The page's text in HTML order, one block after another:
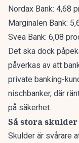
Nordax Bank: 4,68
Marginalen Bank:
Svea Bank: 6,08
Det ska dock
påverkas av att
private banking-
nischbanker, där
på säkerhet.
Så stora
Skulder är svårare